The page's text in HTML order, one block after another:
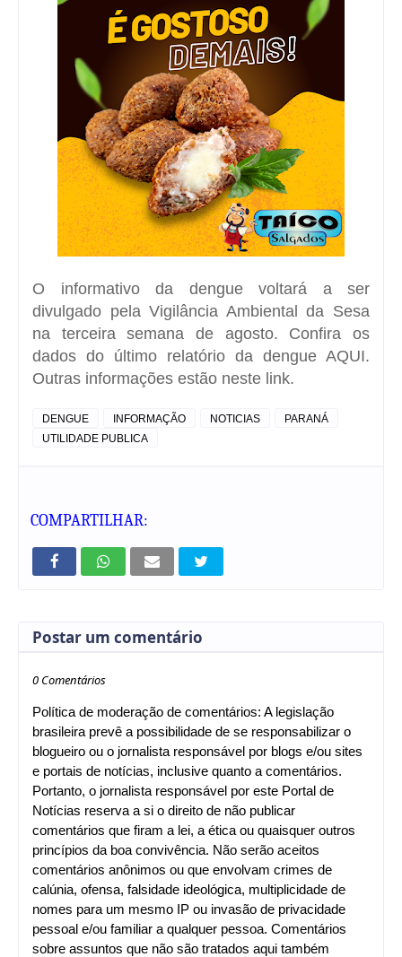
O informativo da dengue voltará a ser
divulgado pela Vigilância Ambiental da Sesa
na terceira semana de agosto. Confira os
dados do último relatório da dengue AQUI.
Outras informações estão neste link.
DENGUE INFORMAÇÃO NOTICIAS
PARANÁ
UTILIDADE PUBLICA
COMPARTILHAR:
Postar um comentário
0 Comentários
Política de moderação de comentários: A legislação
brasileira prevê a possibilidade de se responsabilizar o
blogueiro ou o jornalista responsável por blogs e/ou sites
e portais de notícias, inclusive quanto a comentários.
Portanto, o jornalista responsável por este Portal de
Notícias reserva a si o direito de não publicar
comentários que firam a lei, a ética ou quaisquer outros
princípios da boa convivência. Não serão aceitos
comentários anônimos ou que envolvam crimes de
calúnia, ofensa, falsidade ideológica, multiplicidade de
nomes para um mesmo IP ou invasão de privacidade
pessoal e/ou familiar a qualquer pessoa. Comentários
sobre assuntos que não são tratados aqui também